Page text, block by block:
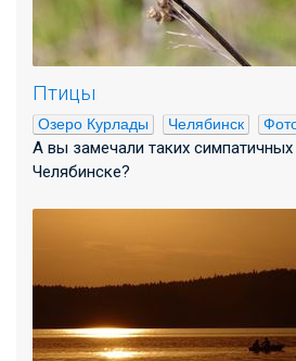
Птицы
Озеро Курлады Челябинск
А вы замечали таких симпатичных
Челябинске?